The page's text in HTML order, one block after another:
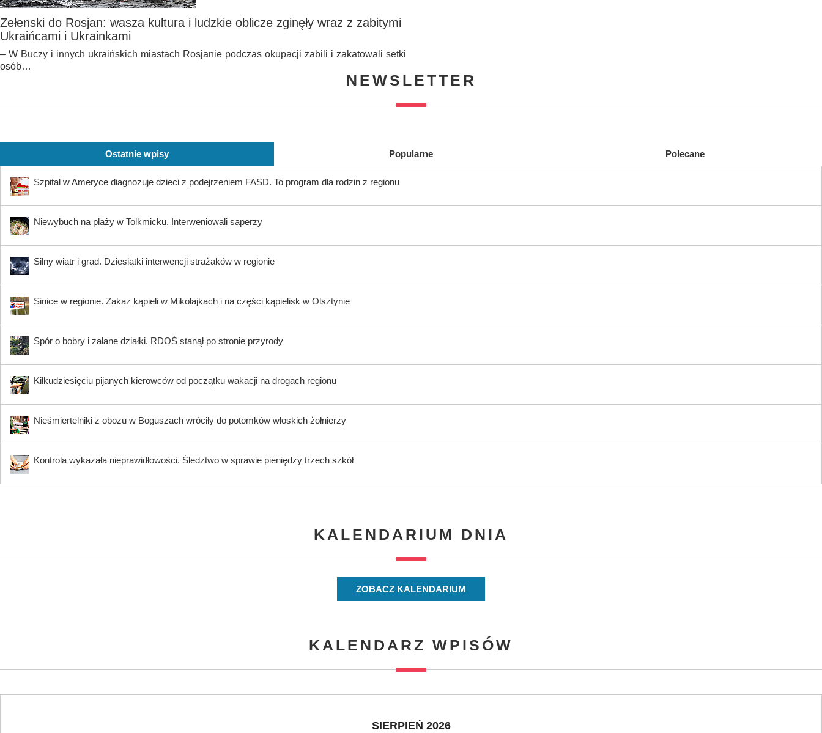
Zełenski do Rosjan: wasza kultura i ludzkie oblicze zginęły wraz z zabitymi
Ukraińcami i Ukrainkami
– W Buczy i innych ukraińskich miastach Rosjanie podczas okupacji zabili i zakatowali setki
osób…
NEWSLETTER
Ostatnie wpisy Popularne Polecane
Szpital w Ameryce diagnozuje dzieci z podejrzeniem FASD. To program dla rodzin z regionu
Niewybuch na plaży w Tolkmicku. Interweniowali saperzy
Silny wiatr i grad. Dziesiątki interwencji strażaków w regionie
Sinice w regionie. Zakaz kąpieli w Mikołajkach i na części kąpielisk w Olsztynie
Spór o bobry i zalane działki. RDOŚ stanął po stronie przyrody
Kilkudziesięciu pijanych kierowców od początku wakacji na drogach regionu
Nieśmiertelniki z obozu w Boguszach wróciły do potomków włoskich żołnierzy
Kontrola wykazała nieprawidłowości. Śledztwo w sprawie pieniędzy trzech szkół
KALENDARIUM DNIA
ZOBACZ KALENDARIUM
KALENDARZ WPISÓW
SIERPIEŃ 2026